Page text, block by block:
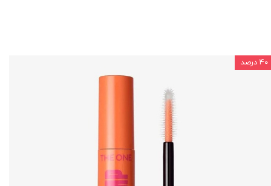
۴۰ درصد